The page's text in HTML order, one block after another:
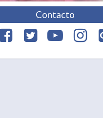
Contacto